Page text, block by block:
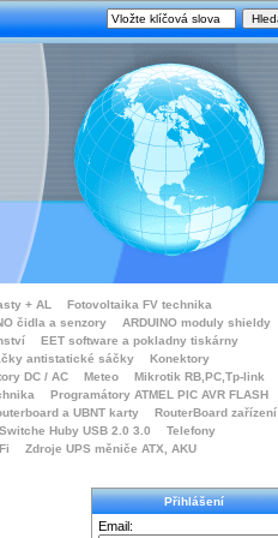
+ AL
Fotovoltaika FV technika
čidla a senzory
ARDUINO moduly shieldy
EET software a pokladny tiskárny
antistatické sáčky
Konektory
DC / AC
Meteo
Mikrotik RB,PC,Tp-link
Programátory ATMEL PIC AVR FLASH
a UBNT karty
RouterBoard zařízení
Switche Huby USB 2.0 3.0
Telefony
Zdroje UPS měniče ATX, AKU
Přihlášení
Email: